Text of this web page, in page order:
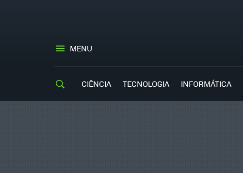
MENU
CIÊNCIA TECNOLOGIA INFORMÁTICA